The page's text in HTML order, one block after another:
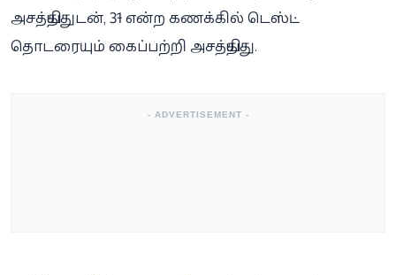
அசத்தியதுடன், 3-1 என்ற கணக்கில் டெஸ்ட்
தொடரையும் கைப்பற்றி அசத்தியது.
- ADVERTISEMENT -